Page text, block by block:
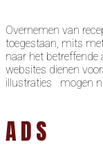
Overnemen van
toegestaan, mits
naar het betreffende
websites dienen
illustraties mogen
ADS